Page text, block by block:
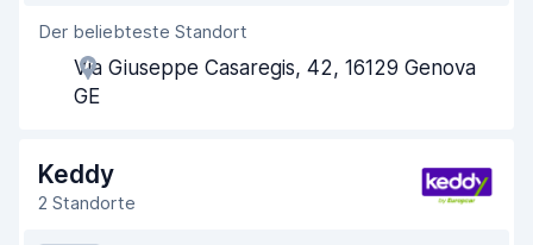
Agenten-Hilfsbereitschaft
Schnelle Abholung
Sauberkeit des Fahrzeugs 8,6
Der beliebteste Standort
Via Giuseppe Casaregis, 42, 16129 Genova
GE
Keddy
2 Standorte